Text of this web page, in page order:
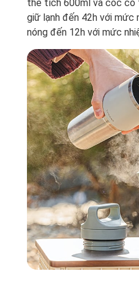
thể tích 600ml và cốc có
giữ lạnh đến 42h với mức
nóng đến 12h với mức